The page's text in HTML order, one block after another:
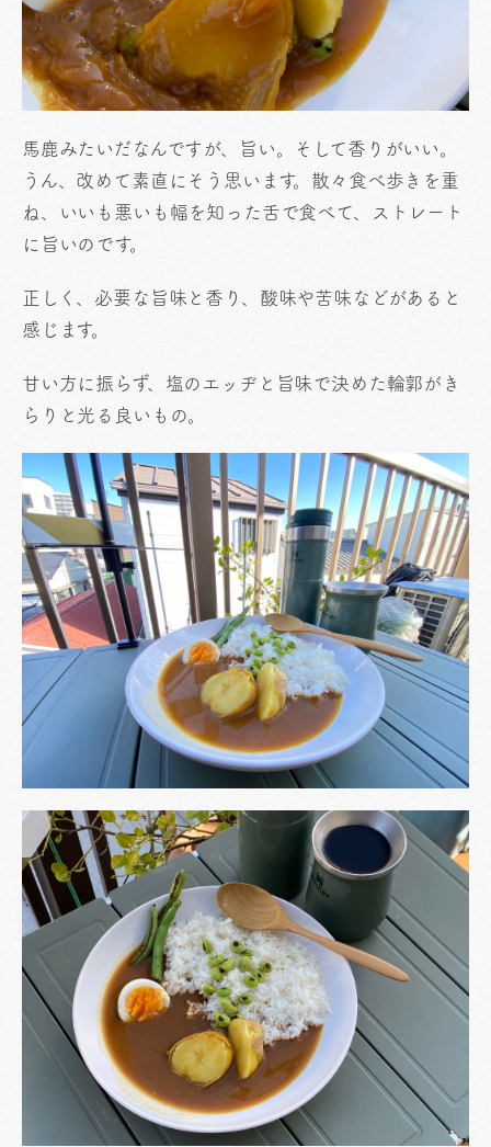
馬鹿みたいだなんですが、旨い。そして香りがいい。
うん、改めて素直にそう思います。散々食べ歩きを重
ね、いいも悪いも幅を知った舌で食べて、ストレート
に旨いのです。
正しく、必要な旨味と香り、酸味や苦味などがあると
感じます。
甘い方に振らず、塩のエッヂと旨味で決めた輪郭がき
らりと光る良いもの。